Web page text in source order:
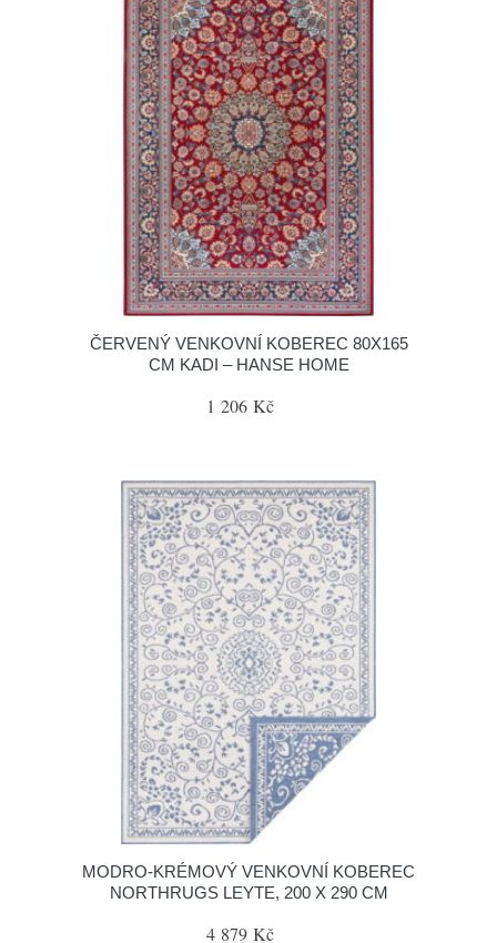
ČERVENÝ VENKOVNÍ KOBEREC 80X165
CM KADI – HANSE HOME
1 206 Kč
MODRO-KRÉMOVÝ VENKOVNÍ KOBEREC
NORTHRUGS LEYTE, 200 X 290 CM
4 879 Kč